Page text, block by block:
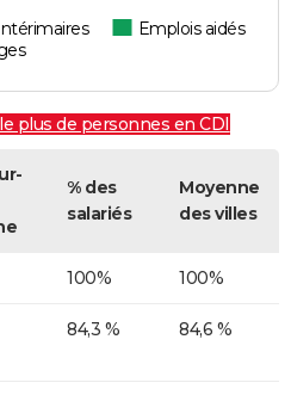
Intérimaires
Emplois aidés
plus de personnes en CDI
% des
salariés
Moyenne
des villes
100% 100%
84,3 % 84,6 %